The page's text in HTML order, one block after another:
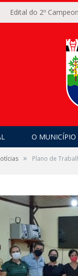
Edital do 2º
O MUNICÍPIO
» Plano de